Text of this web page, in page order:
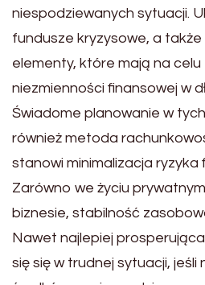
niespodziewanych sytuacji.
fundusze kryzysowe, a
elementy, które mają na celu
niezmienności finansowej w
Świadome planowanie w
również metoda
stanowi minimalizacja ryzyka
Zarówno we życiu
biznesie, stabilność
Nawet najlepiej
się się w trudnej sytuacji, jeśli